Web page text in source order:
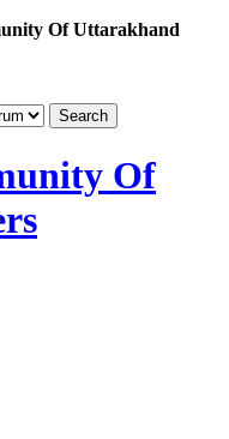
Of Uttarakhand
Of